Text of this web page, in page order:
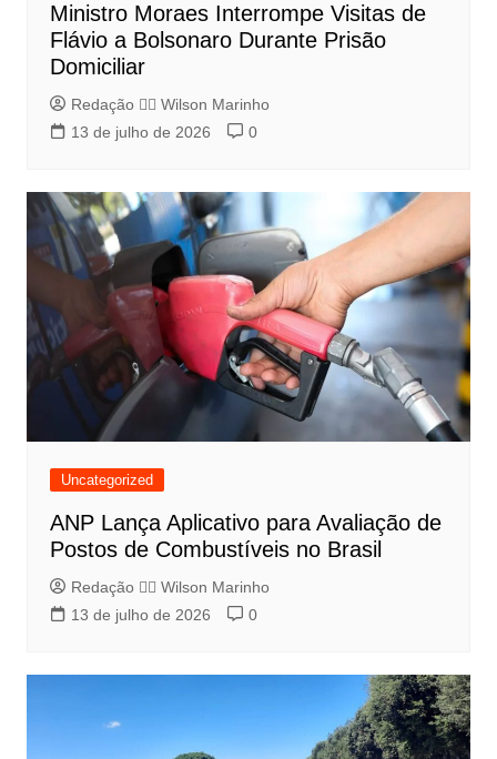
Ministro Moraes Interrompe Visitas de
Flávio a Bolsonaro Durante Prisão
Domiciliar
Redação 👨‍⚖️​ Wilson Marinho
13 de julho de 2026
0
Uncategorized
ANP Lança Aplicativo para Avaliação de
Postos de Combustíveis no Brasil
Redação 👨‍⚖️​ Wilson Marinho
13 de julho de 2026
0